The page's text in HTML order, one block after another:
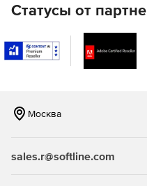
Программа «Эллипсоид».
Программа «Шпунт».
Раздел
Статусы от
Москва
sales.r@softline.com